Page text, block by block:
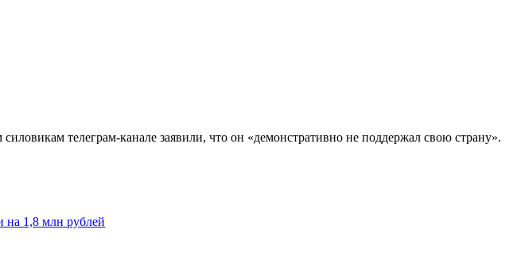
телеграм-канале заявили, что он «демонстративно не поддержал свою страну».
на 1,8 млн рублей